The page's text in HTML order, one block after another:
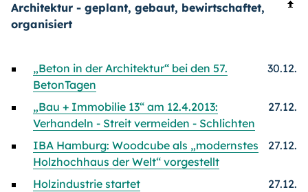
Architektur - geplant, gebaut, bewirtschaftet,
organisiert
„Beton in der Architektur“ bei den 57.
BetonTagen
30.12.
„Bau + Immobilie 13“ am 12.4.2013:
Verhandeln - Streit vermeiden - Schlichten
27.12.
IBA Hamburg: Woodcube als „modernstes
Holzhochhaus der Welt“ vorgestellt
27.12.
Holzindustrie startet
27.12.